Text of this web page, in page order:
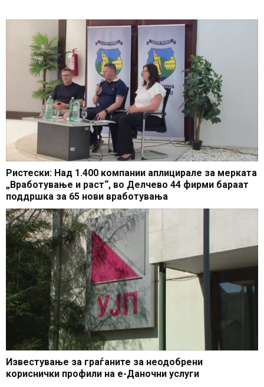
Ристески: Над 1.400 компании аплицирале за мерката
„Вработување и раст“, во Делчево 44 фирми бараат
поддршка за 65 нови вработувања
Известување за граѓаните за неодобрени
кориснички профили на е-Даночни услуги